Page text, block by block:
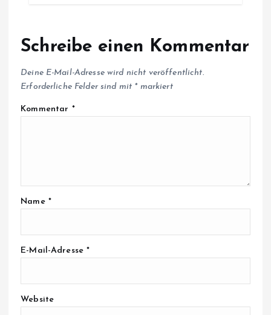
Schreibe einen Kommentar
Deine E-Mail-Adresse wird nicht veröffentlicht.
Erforderliche Felder sind mit *markiert
Kommentar *
Name *
E-Mail-Adresse*
Website